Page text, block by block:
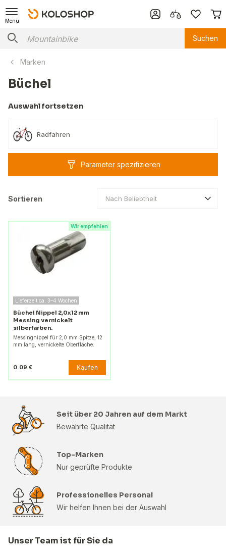
Menü
Suchen
Marken
Büchel
Auswahl fortsetzen
Radfahren
Parameter spezifizieren
Sortieren Nach Beliebtheit
Wir empfehlen
Lieferzeit ca. 3–4 Wochen
Büchel Nippel 2,0x12 mm
Messing vernickelt
silberfarben.
Messingnippel für 2,0 mm Spitze, 12
mm lang, vernickelte Oberfläche.
0.09 € Kaufen
Seit über 20 Jahren auf dem Markt
Bewährte Qualität
Top-Marken
Nur geprüfte Produkte
Professionelles Personal
Wir helfen Ihnen bei der Auswahl
Unser Team ist für Sie da